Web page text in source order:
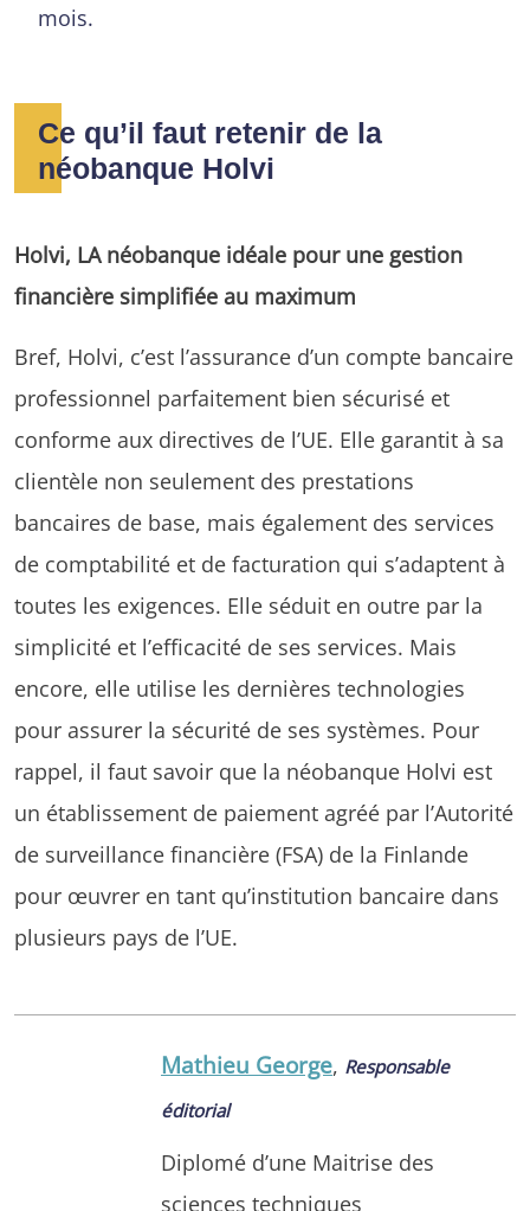
mois.
Ce qu’il faut retenir de la
néobanque Holvi
Holvi, LA néobanque idéale pour une gestion
financière simplifiée au maximum
Bref, Holvi, c’est l’assurance d’un compte bancaire
professionnel parfaitement bien sécurisé et
conforme aux directives de l’UE. Elle garantit à sa
clientèle non seulement des prestations
bancaires de base, mais également des services
de comptabilité et de facturation qui s’adaptent à
toutes les exigences. Elle séduit en outre par la
simplicité et l’efficacité de ses services. Mais
encore, elle utilise les dernières technologies
pour assurer la sécurité de ses systèmes. Pour
rappel, il faut savoir que la néobanque Holvi est
un établissement de paiement agréé par l’Autorité
de surveillance financière (FSA) de la Finlande
pour œuvrer en tant qu’institution bancaire dans
plusieurs pays de l’UE.
Mathieu George, Responsable
éditorial
Diplomé d’une Maitrise des
sciences techniques